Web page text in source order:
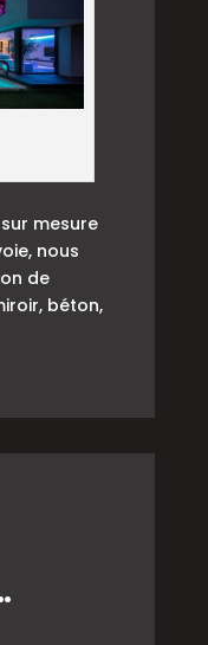
mesure
nous
de
béton,